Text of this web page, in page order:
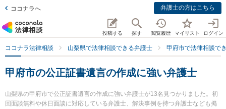
ココナラへ 弁護士の方はこちら
投稿する 探す 閲覧履歴 マイリスト ログイン
ココナラ法律相談 山梨県で法律相談できる弁護士 甲府市で法律相談で
甲府市の公正証書遺言の作成に強い弁護士
山梨県の甲府市で公正証書遺言の作成に強い弁護士が13名見つかりました。初
回面談無料や休日面談に対応している弁護士、解決事例を持つ弁護士なども掲